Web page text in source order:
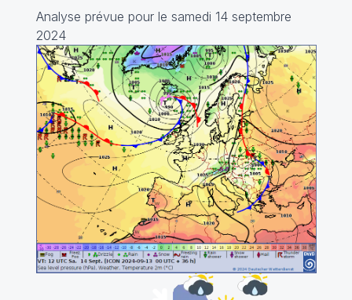
Analyse prévue pour le samedi 14 septembre
2024